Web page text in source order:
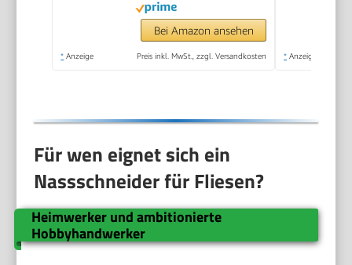
Schnittbreite 25mm
Fliesenschneidmaschine
inkl. Extra Schneidrad
Bei Amazon ansehen
* Anzeige Preis inkl. MwSt., zzgl. Versandkosten * Anzeige
Für wen eignet sich ein
Nassschneider für Fliesen?
Heimwerker und ambitionierte
Hobbyhandwerker